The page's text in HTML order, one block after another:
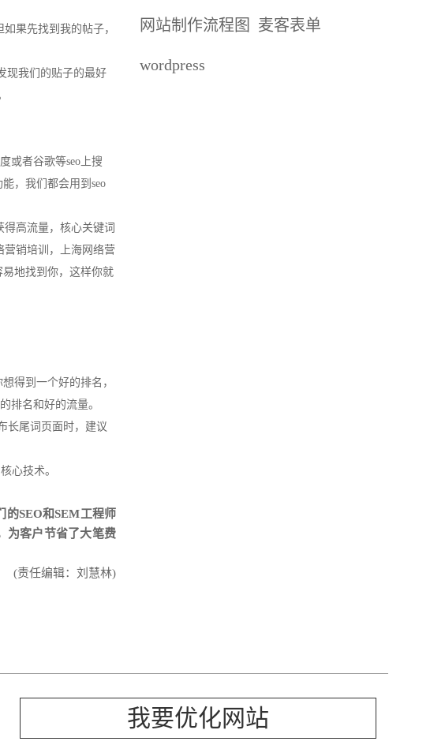
果先找到我的帖子，
现我们的贴子的最好
或者谷歌等seo上搜
，我们都会用到seo
高流量，核心关键词
营销培训，上海网络营
地找到你，这样你就
得到一个好的排名，
排名和好的流量。
长尾词页面时，建议
心技术。
的SEO和SEM工程师
为客户节省了大笔费
(责任编辑：刘慧林)
网站制作流程图 麦客表单
wordpress
我要优化网站